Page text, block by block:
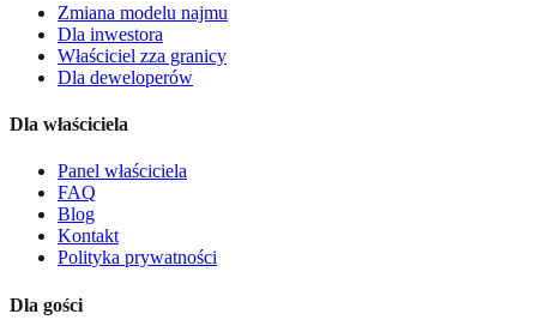
Zmiana modelu najmu
Dla inwestora
Właściciel zza granicy
Dla deweloperów
Dla właściciela
Panel właściciela
FAQ
Blog
Kontakt
Polityka prywatności
Dla gości